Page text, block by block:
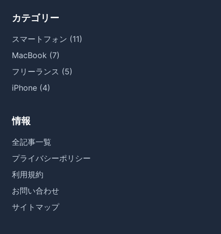
カテゴリー
スマートフォン (11)
MacBook (7)
フリーランス (5)
iPhone (4)
情報
全記事一覧
プライバシーポリシー
利用規約
お問い合わせ
サイトマップ